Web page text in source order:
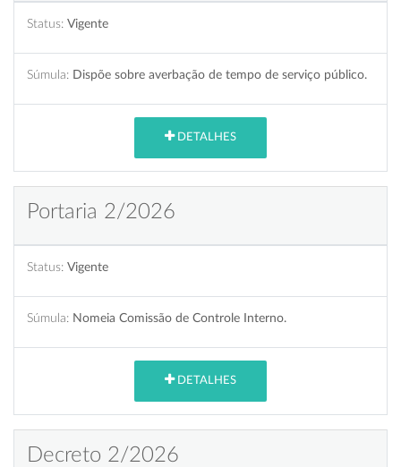
Status: Vigente
Súmula: Dispõe sobre averbação de tempo de serviço público.
DETALHES
Portaria 2/2026
Status: Vigente
Súmula: Nomeia Comissão de Controle Interno.
DETALHES
Decreto 2/2026